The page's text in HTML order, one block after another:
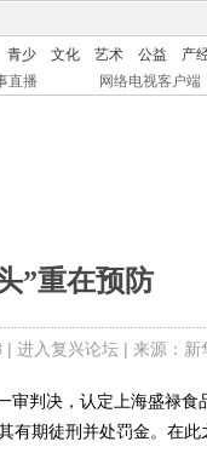
青少 文化 艺术 公益 产
直播 网络电视客户端
”重在预防
| 进入复兴论坛| 来源：新
判决，认定上海盛禄食
有期徒刑并处罚金。在此